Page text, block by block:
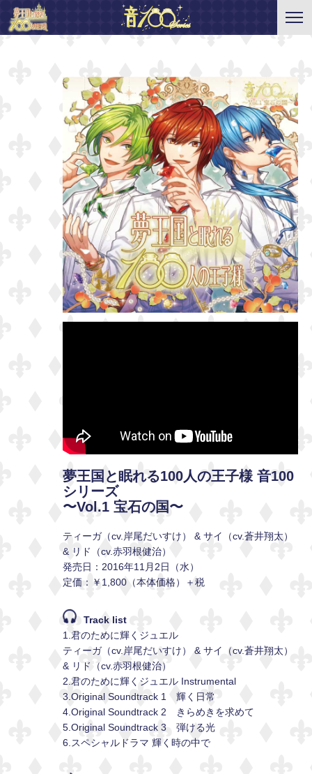
夢王国と眠れる100人の王子様 音100
シリーズ
〜Vol.1 宝石の国〜
ティーガ（cv.岸尾だいすけ） & サイ（cv.蒼井翔太）
& リド（cv.赤羽根健治）
発売日：2016年11月2日（水）
定価：￥1,800（本体価格）＋税
Track list
1.君のために輝くジュエル
ティーガ（cv.岸尾だいすけ） & サイ（cv.蒼井翔太）
& リド（cv.赤羽根健治）
2.君のために輝くジュエル Instrumental
3.Original Soundtrack 1 輝く日常
4.Original Soundtrack 2 きらめきを求めて
5.Original Soundtrack 3 弾ける光
6.スペシャルドラマ 輝く時の中で